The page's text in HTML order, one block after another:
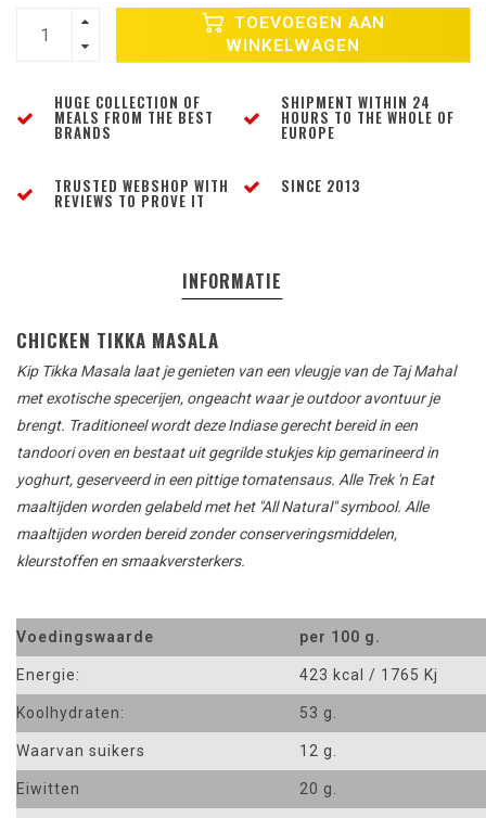
TOEVOEGEN AAN
WINKELWAGEN
HUGE COLLECTION OF
MEALS FROM THE BEST
BRANDS
SHIPMENT WITHIN 24
HOURS TO THE WHOLE OF
EUROPE
TRUSTED WEBSHOP WITH
REVIEWS TO PROVE IT
SINCE 2013
INFORMATIE
CHICKEN TIKKA MASALA
Kip Tikka Masala laat je genieten van een vleugje van de Taj Mahal
met exotische specerijen, ongeacht waar je outdoor avontuur je
brengt. Traditioneel wordt deze Indiase gerecht bereid in een
tandoori oven en bestaat uit gegrilde stukjes kip gemarineerd in
yoghurt, geserveerd in een pittige tomatensaus. Alle Trek 'n Eat
maaltijden worden gelabeld met het "All Natural" symbool. Alle
maaltijden worden bereid zonder conserveringsmiddelen,
kleurstoffen en smaakversterkers.
Voedingswaarde per 100 g.
Energie: 423 kcal / 1765 Kj
Koolhydraten: 53 g.
Waarvan suikers 12 g.
Eiwitten 20 g.